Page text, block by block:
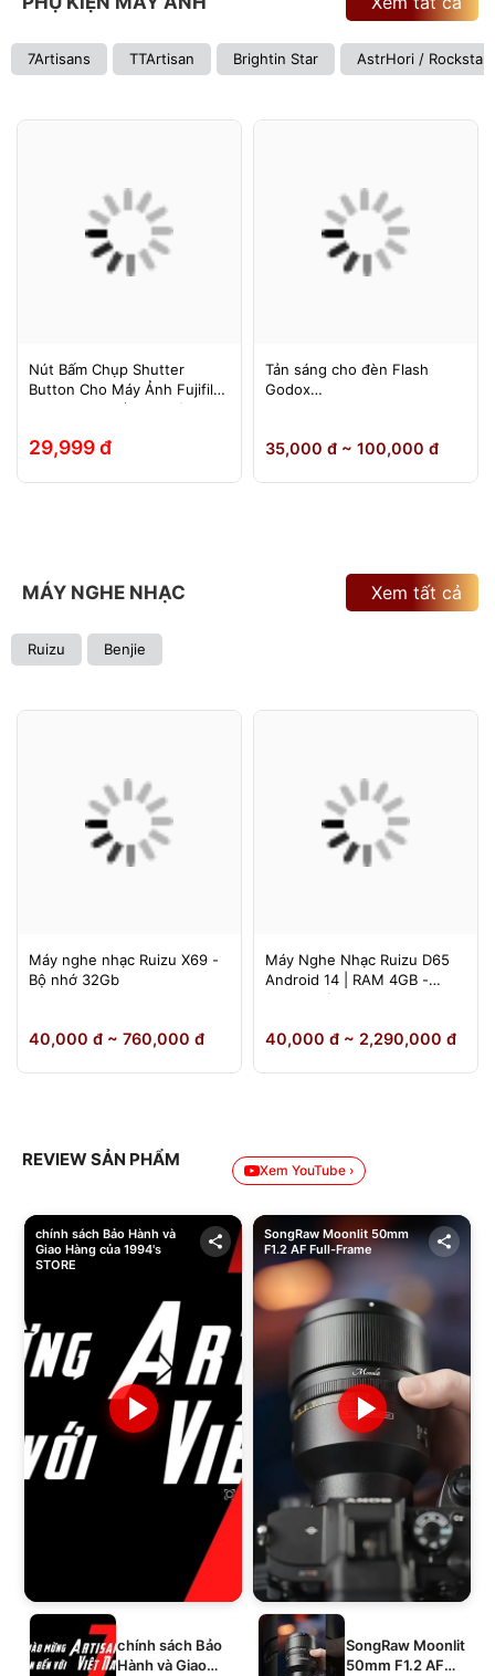
7Artisans TTArtisan Brightin Star AstrHori / Rockstar
Nút Bấm Chụp Shutter
Button Cho Máy Ảnh Fujifilm
Leica Contax (Ren Xoáy)
29,999 đ
Tản sáng cho đèn Flash
Godox
860III, Yongnuo 560II/565EX,
35,000 đ ~ 100,000 đ
MÁY NGHE NHẠC
Ruizu Benjie
Xem tất cả
Máy nghe nhạc Ruizu X69 -
Bộ nhớ 32Gb
40,000 đ ~ 760,000 đ
Máy Nghe Nhạc Ruizu D65
Android 14 | RAM 4GB -
64GB Chính Hãng
40,000 đ ~ 2,290,000 đ
REVIEW SẢN PHẨM
Xem YouTube ›
chính sách Bảo Hành và
Giao Hàng của 1994's
STORE
chính sách Bảo
Hành và Giao
SongRaw Moonlit 50mm
F1.2 AF Full-Frame
SongRaw Moonlit
50mm F1.2 AF